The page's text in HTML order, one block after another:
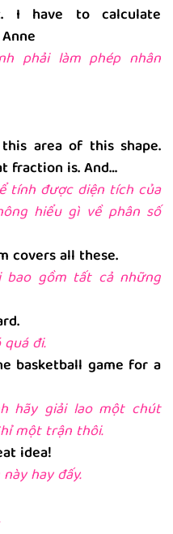
I have to calculate
phải làm phép nhân
area of this shape.
fraction is. And…
tính được diện tích của
hiểu gì về phân số
covers all these.
bao gồm tất cả những
đi.
basketball game for a
hãy giải lao một chút
một trận thôi.
idea!
hay đấy.